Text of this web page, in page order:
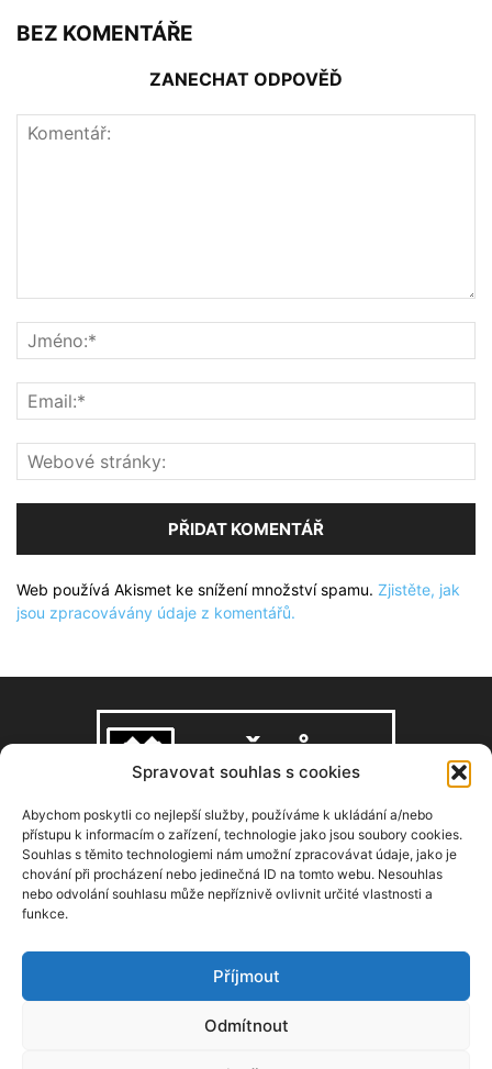
Spravovat souhlas s cookies
Abychom poskytli co nejlepší služby, používáme k ukládání a/nebo
přístupu k informacím o zařízení, technologie jako jsou soubory cookies.
Souhlas s těmito technologiemi nám umožní zpracovávat údaje, jako je
chování při procházení nebo jedinečná ID na tomto webu. Nesouhlas
nebo odvolání souhlasu může nepříznivě ovlivnit určité vlastnosti a
funkce.
Příjmout
Odmítnout
BEZ KOMENTÁŘE
ZANECHAT ODPOVĚĎ
Web používá Akismet ke snížení množství spamu. Zjistěte, jak
jsou zpracovávány údaje z komentářů.
O NÁS
NÁSLEDUJ NÁS